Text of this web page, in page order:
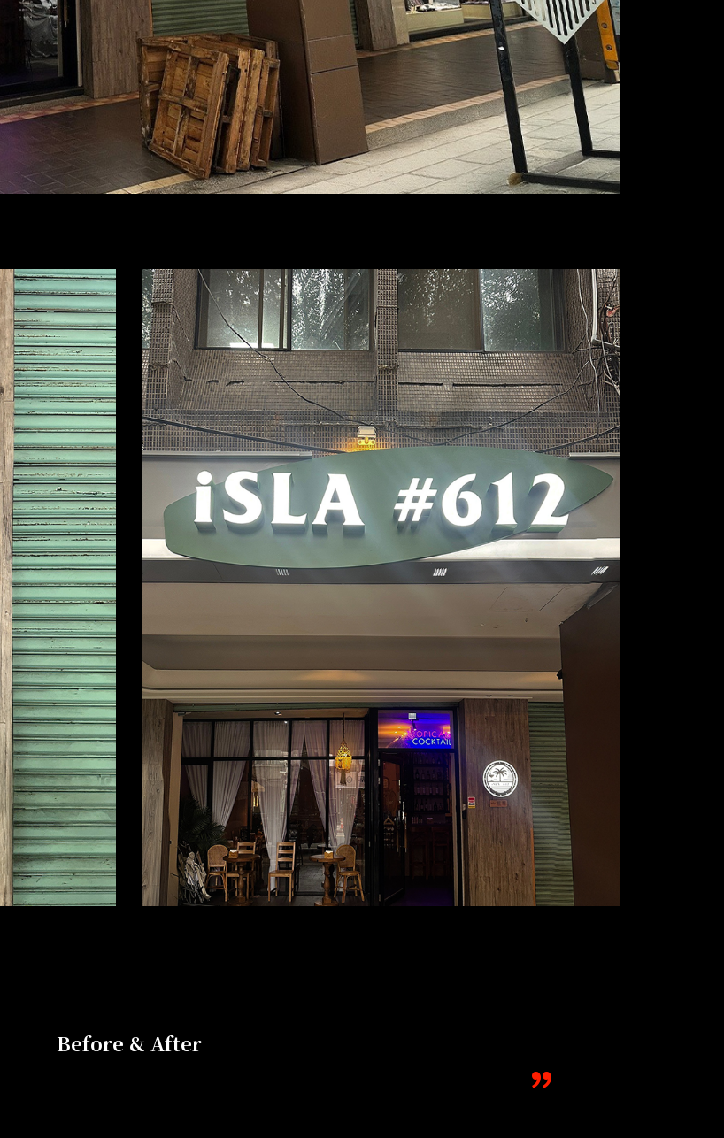
Before & After